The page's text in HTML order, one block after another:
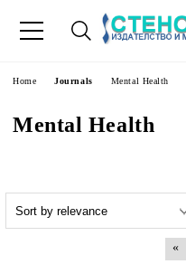
Home Journals Mental Health
Mental Health
«